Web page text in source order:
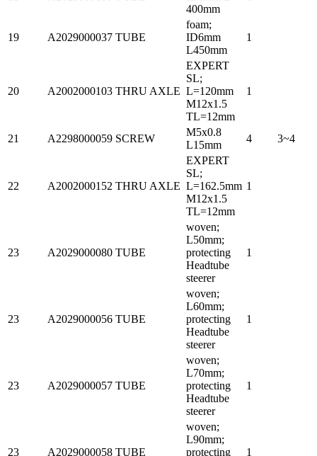
400mm
19 A2029000037 TUBE
foam;
ID6mm
L450mm
1
20 A2002000103 THRU AXLE
EXPERT
SL;
L=120mm
M12x1.5
TL=12mm
1
21 A2298000059 SCREW
M5x0.8
L15mm
4 3~4
22 A2002000152 THRU AXLE
EXPERT
SL;
L=162.5mm
M12x1.5
TL=12mm
1
23 A2029000080 TUBE
woven;
L50mm;
protecting
Headtube
steerer
1
23 A2029000056 TUBE
woven;
L60mm;
protecting
Headtube
steerer
1
23 A2029000057 TUBE
woven;
L70mm;
protecting
Headtube
steerer
1
23 A2029000058 TUBE
woven;
L90mm;
protecting
1